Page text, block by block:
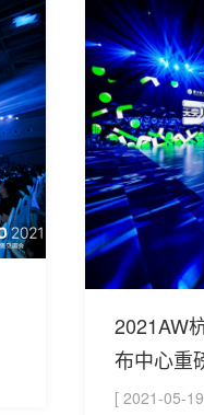
2021AW
布中心重
[ 2021-05-